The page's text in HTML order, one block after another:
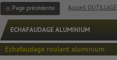
Page précédente Accueil OUTILLAGE
ECHAFAUDAGE ALUMINIUM
Echafaudage roulant aluminium